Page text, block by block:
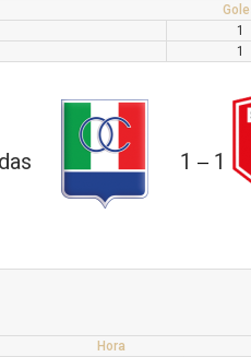
1
1
1 — 1
Hora